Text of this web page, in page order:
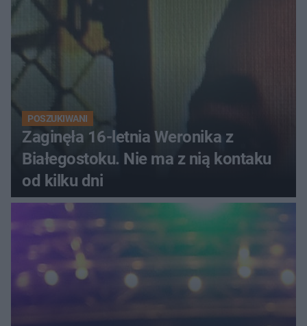
POSZUKIWANI
Zaginęła 16-letnia Weronika z
Białegostoku. Nie ma z nią kontaku
od kilku dni